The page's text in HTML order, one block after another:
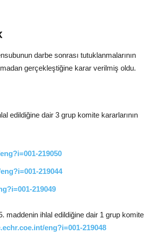
darbe sonrası tutuklanmalarının
gerçekleştiğine karar verilmiş oldu.
edildiğine dair 3 grup komite kararlarının
219050
219044
219049
maddenin ihlal edildiğine dair 1 grup komite
eng?i=001-219048